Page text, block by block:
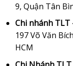
9, Quận Tân
Chi nhánh TLT
197 Võ Văn
HCM